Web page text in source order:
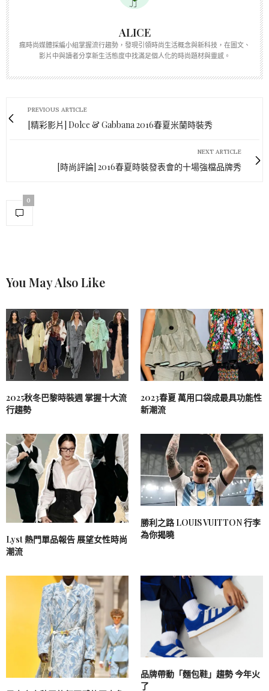
ALICE
瘋時尚媒體採編小組掌握流行趨勢，發現引領時尚生活概念與新科技，在圖文、
影片中與讀者分享新生活態度中找滿足個人化的時尚題材與靈感。
PREVIOUS ARTICLE
[精彩影片] Dolce & Gabbana 2016春夏米蘭時裝秀
NEXT ARTICLE
[時尚評論] 2016春夏時裝發表會的十場強檔品牌秀
0
You May Also Like
2025秋冬巴黎時裝週 掌握十大流
行趨勢
2023春夏 萬用口袋成最具功能性
新潮流
Lyst 熱門單品報告 展望女性時尚
潮流
勝利之路 LOUIS VUITTON 行李
為你揭曉
品牌帶動「麵包鞋」趨勢 今年火
了